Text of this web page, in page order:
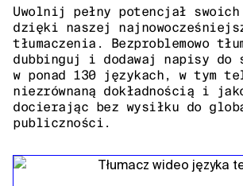
Uwolnij pełny potencjał
dzięki naszej
tłumaczenia. Bezproblemowo
dubbinguj i dodawaj napisy do
w ponad 130 językach, w tym
niezrównaną dokładnością i
docierając bez wysiłku do
publiczności.